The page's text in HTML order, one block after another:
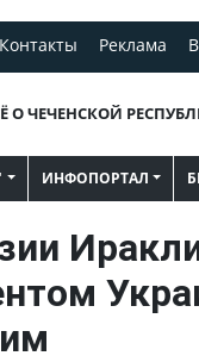
Контакты Реклама
О ЧЕЧЕНСКОЙ
ИНФОПОРТАЛ